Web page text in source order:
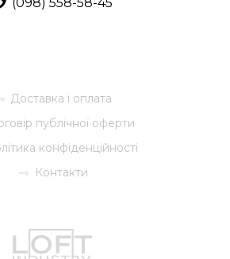
Доставка і оплата
публічної оферти
конфіденційності
Контакти